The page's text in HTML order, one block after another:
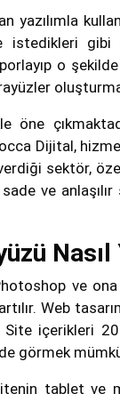
yazılımla
gibi
o
öne
Dijital,
sektör,
sade ve
Nasıl
ve ona
Web
Site içerikleri
görmek
tablet